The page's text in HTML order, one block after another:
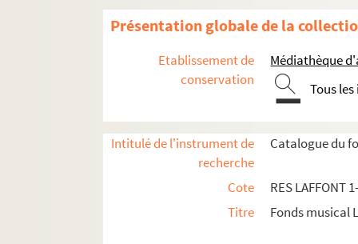
Présentation globale de la
Etablissement de
conservation
Médiathèque
Tous
Intitulé de l'instrument de
recherche
Catalogue du
Cote
RES LAFFONT
Titre
Fonds musical